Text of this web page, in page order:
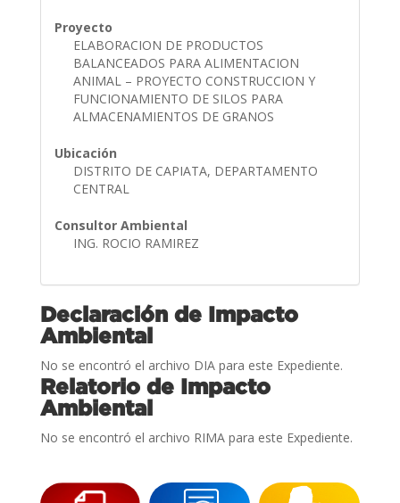
Proyecto
ELABORACION DE PRODUCTOS
BALANCEADOS PARA ALIMENTACION
ANIMAL – PROYECTO CONSTRUCCION Y
FUNCIONAMIENTO DE SILOS PARA
ALMACENAMIENTOS DE GRANOS
Ubicación
DISTRITO DE CAPIATA, DEPARTAMENTO
CENTRAL
Consultor Ambiental
ING. ROCIO RAMIREZ
Declaración de Impacto
Ambiental
No se encontró el archivo DIA para este Expediente.
Relatorio de Impacto
Ambiental
No se encontró el archivo RIMA para este Expediente.